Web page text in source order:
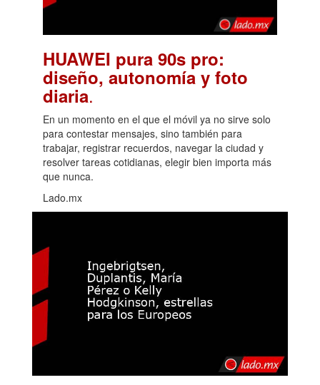
HUAWEI pura 90s pro:
diseño, autonomía y foto
diaria.
En un momento en el que el móvil ya no sirve solo
para contestar mensajes, sino también para
trabajar, registrar recuerdos, navegar la ciudad y
resolver tareas cotidianas, elegir bien importa más
que nunca.
Lado.mx